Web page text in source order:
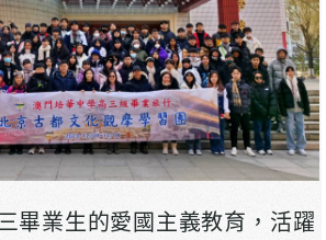
業生的愛國主義教育，活躍